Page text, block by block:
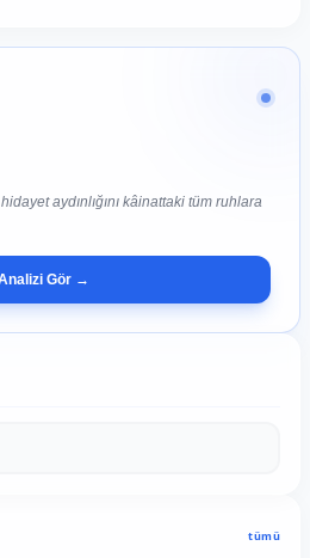
aydınlığını kâinattaki tüm ruhlara
Gör →
tümü